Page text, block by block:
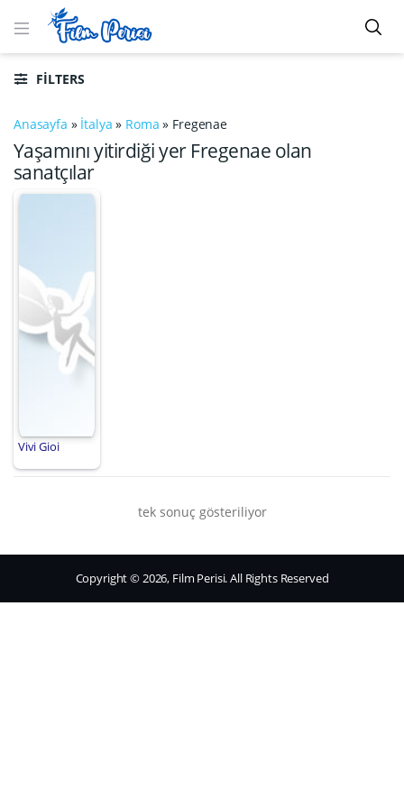
FILTERS
Anasayfa » İtalya » Roma » Fregenae
Yaşamını yitirdiği yer Fregenae olan
sanatçılar
Vivi Gioi
tek sonuç gösteriliyor
Copyright © 2026, Film Perisi. All Rights Reserved